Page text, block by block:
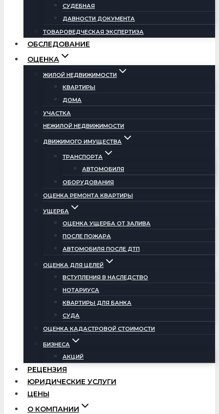
СУДЕБНАЯ
ДАВНОСТИ ДОКУМЕНТА
ТОВАРОВЕДЧЕСКАЯ ЭКСПЕРТИЗА
ОБСЛЕДОВАНИЕ
ОЦЕНКА
ЖИЛОЙ НЕДВИЖИМОСТИ
КВАРТИРЫ
ДОМА
УЧАСТКА
НЕЖИЛОЙ НЕДВИЖИМОСТИ
ДВИЖИМОГО ИМУЩЕСТВА
ТРАНСПОРТА
АВТОМОБИЛЯ
ОБОРУДОВАНИЯ
ОЦЕНКА РЕМОНТА КВАРТИРЫ
УЩЕРБА
ОЦЕНКА УЩЕРБА ОТ ЗАЛИВА
ПОСЛЕ ПОЖАРА
АВТОМОБИЛЯ ПОСЛЕ ДТП
ОЦЕНКА ДЛЯ ЦЕЛЕЙ
ВСТУПЛЕНИЯ В НАСЛЕДСТВО
НОТАРИУСА
КВАРТИРЫ ДЛЯ БАНКА
СУДА
ОЦЕНКА КАДАСТРОВОЙ СТОИМОСТИ
БИЗНЕСА
АКЦИЙ
РЕЦЕНЗИЯ
ЮРИДИЧЕСКИЕ УСЛУГИ
ЦЕНЫ
О КОМПАНИИ